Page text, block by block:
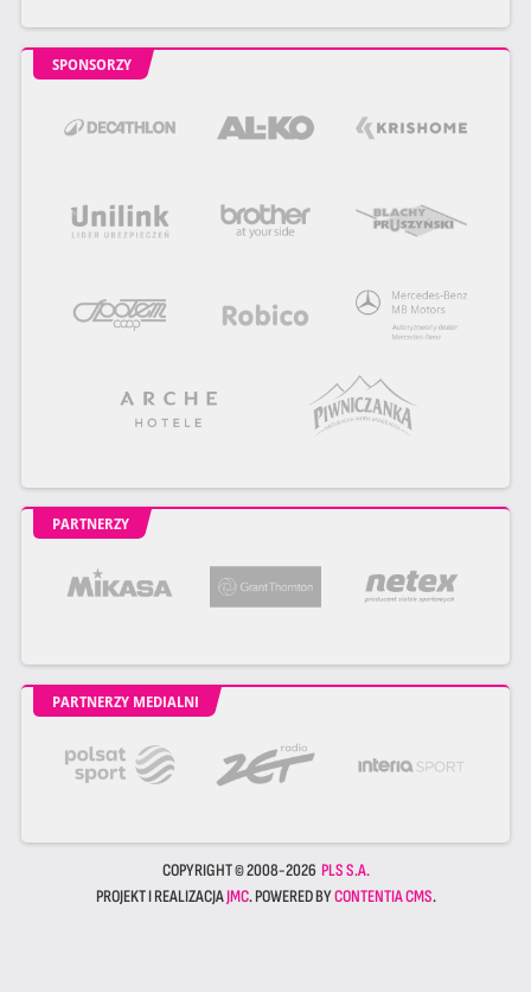
SPONSORZY
PARTNERZY
PARTNERZY MEDIALNI
COPYRIGHT © 2008-2026 PLS S.A.
PROJEKT I REALIZACJAJMC. POWERED BYCONTENTIA CMS.